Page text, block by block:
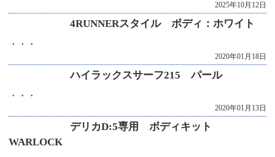
2025年10月12日
4RUNNERスタイル ボディ：ホワイト
・・・
2020年01月18日
ハイラックスサーフ215 パール
・・・
2020年01月13日
デリカD:5専用 ボディキット
WARLOCK